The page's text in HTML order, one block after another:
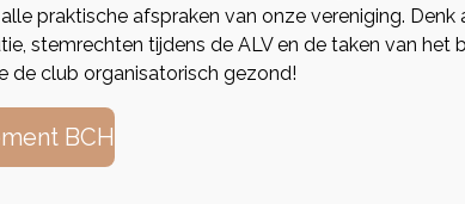
alle praktische afspraken van onze vereniging.
stemrechten tijdens de ALV en de taken van het
de club organisatorisch gezond!
BCH